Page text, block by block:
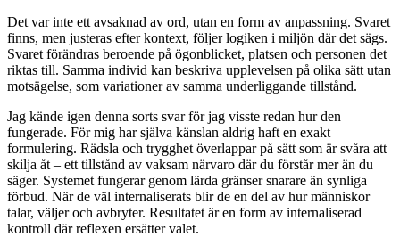
Det var inte ett avsaknad av ord, utan en form av anpassning. Svaret
finns, men justeras efter kontext, följer logiken i miljön där det sägs.
Svaret förändras beroende på ögonblicket, platsen och personen det
riktas till. Samma individ kan beskriva upplevelsen på olika sätt utan
motsägelse, som variationer av samma underliggande tillstånd.
Jag kände igen denna sorts svar för jag visste redan hur den
fungerade. För mig har själva känslan aldrig haft en exakt
formulering. Rädsla och trygghet överlappar på sätt som är svåra att
skilja åt – ett tillstånd av vaksam närvaro där du förstår mer än du
säger. Systemet fungerar genom lärda gränser snarare än synliga
förbud. När de väl internaliserats blir de en del av hur människor
talar, väljer och avbryter. Resultatet är en form av internaliserad
kontroll där reflexen ersätter valet.